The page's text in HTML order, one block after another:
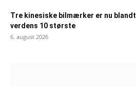
Tre kinesiske bilmærker er nu blandt
verdens 10 største
6. august 2026